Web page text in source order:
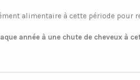
alimentaire à cette période pour
année à une chute de cheveux à